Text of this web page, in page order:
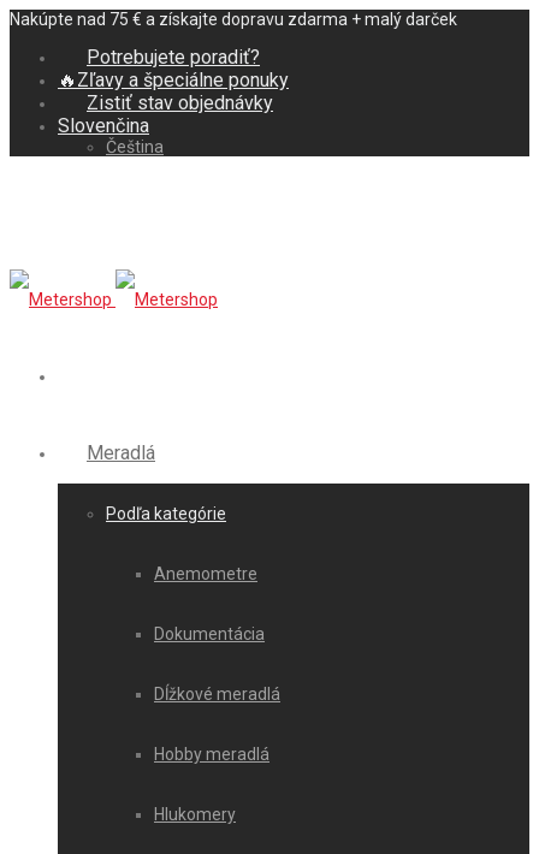
Nakúpte nad 75 € a získajte dopravu zdarma + malý darček
Potrebujete poradiť?
🔥Zľavy a špeciálne ponuky
Zistiť stav objednávky
Slovenčina
Čeština
Meradlá
Podľa kategórie
Anemometre
Dokumentácia
Dĺžkové meradlá
Hobby meradlá
Hlukomery